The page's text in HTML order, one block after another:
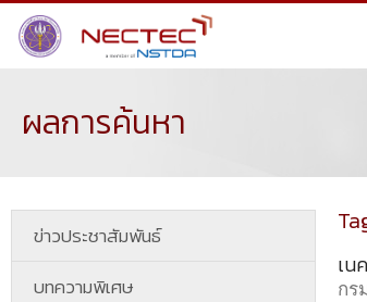
ผลการค้นหา
ข่าวประชาสัมพันธ์
บทความพิเศษ
เน
กร